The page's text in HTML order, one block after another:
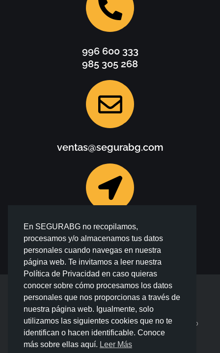
996 600 333
985 305 268
ventas@segurabg.com
Calle Antequera N° 176, Of. 503, San
Isidro, Lima
F
a
c
e
b
o
o
I
n
t
a
g
r
SEGURABG Copyright - Desarrollado por Nice Web
En SEGURABG no recopilamos,
procesamos y/o almacenamos tus datos
personales cuando navegas en nuestra
página web. Te invitamos a leer nuestra
Política de Privacidad en caso quieras
conocer sobre cómo procesamos los datos
personales que nos proporcionas a través de
nuestra página web. Igualmente, solo
utilizamos las siguientes cookies que no te
identifican o hacen identificable. Conoce
más sobre ellas aquí. Leer Más